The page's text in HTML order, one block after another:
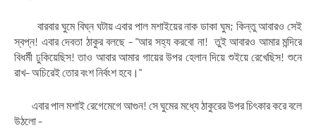
বারবার ঘুমে বিঘ্ন ঘটায় এবার পাল মশাইয়ের নাক ডাকা ঘুম; কিন্তু আবারও সেই
স্বপ্ন! এবার দেবতা ঠাকুর বলছে - "আর সহ্য করবো না! তুই আবারও আমার মন্দিরে
বিধর্মী ঢুকিয়েছিস! তাও আবার আমার গায়ের উপর হেলান দিয়ে শুইয়ে রেখেছিস! শুনে
রাখ- অচিরেই তোর বংশ নির্বংশ হবে।"
এবার পাল মশাই রেগেমেগে আগুন! সে ঘুমের মধ্যে ঠাকুরের উপর চিৎকার করে বলে
উঠলো -